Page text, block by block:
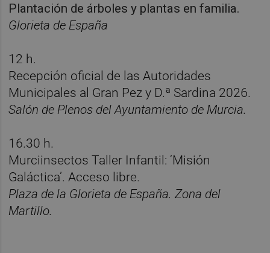
Plantación de árboles y plantas en familia.
Glorieta de España
12 h.
Recepción oficial de las Autoridades
Municipales al Gran Pez y D.ª Sardina 2026.
Salón de Plenos del Ayuntamiento de Murcia.
16.30 h.
Murciinsectos Taller Infantil: ‘Misión
Galáctica’. Acceso libre.
Plaza de la Glorieta de España. Zona del
Martillo.